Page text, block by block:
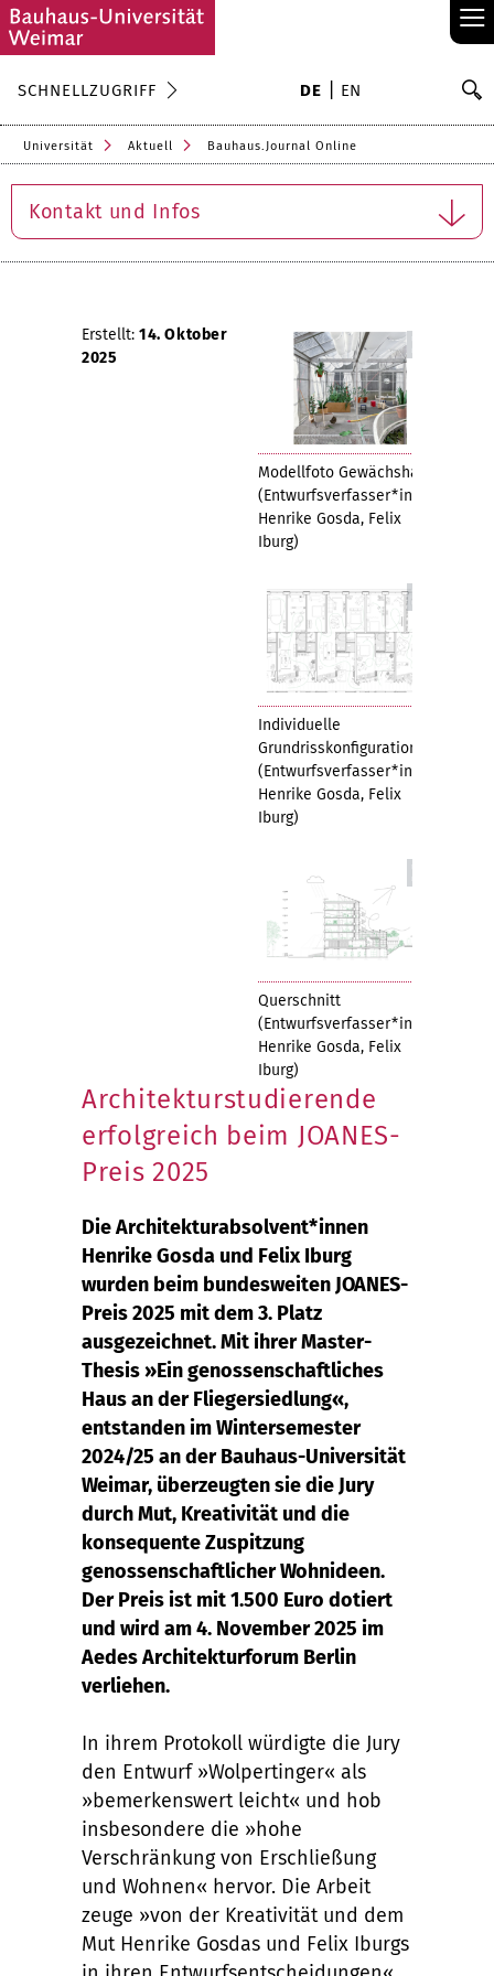
≡
SCHNELLZUGRIFF DE EN
Universität Aktuell Bauhaus.Journal Online
Kontakt und Infos
Modellfoto Gewächshaus
(Entwurfsverfasser*innen:
Henrike Gosda, Felix
Iburg)
Individuelle
Grundrisskonfiguration
(Entwurfsverfasser*innen:
Henrike Gosda, Felix
Iburg)
Querschnitt
(Entwurfsverfasser*innen:
Henrike Gosda, Felix
Iburg)
Erstellt: 14. Oktober
2025
Architekturstudierende
erfolgreich beim JOANES-
Preis 2025
Die Architekturabsolvent*innen
Henrike Gosda und Felix Iburg
wurden beim bundesweiten JOANES-
Preis 2025 mit dem 3. Platz
ausgezeichnet. Mit ihrer Master-
Thesis »Ein genossenschaftliches
Haus an der Fliegersiedlung«,
entstanden im Wintersemester
2024/25 an der Bauhaus-Universität
Weimar, überzeugten sie die Jury
durch Mut, Kreativität und die
konsequente Zuspitzung
genossenschaftlicher Wohnideen.
Der Preis ist mit 1.500 Euro dotiert
und wird am 4. November 2025 im
Aedes Architekturforum Berlin
verliehen.
In ihrem Protokoll würdigte die Jury
den Entwurf »Wolpertinger« als
»bemerkenswert leicht« und hob
insbesondere die »hohe
Verschränkung von Erschließung
und Wohnen« hervor. Die Arbeit
zeuge »von der Kreativität und dem
Mut Henrike Gosdas und Felix Iburgs